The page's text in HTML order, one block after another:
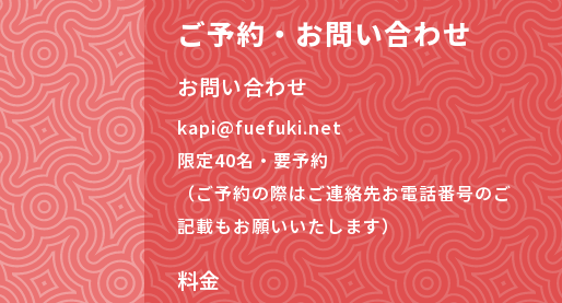
ご予約・お問い合わせ
お問い合わせ
kapi@fuefuki.net
限定40名・要予約
（ご予約の際はご連絡先お電話番号のご
記載もお願いいたします）
料金